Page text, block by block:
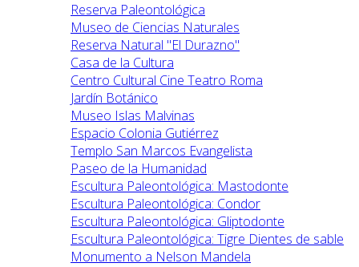
Reserva Paleontológica
Museo de Ciencias Naturales
Reserva Natural "El Durazno"
Casa de la Cultura
Centro Cultural Cine Teatro Roma
Jardín Botánico
Museo Islas Malvinas
Espacio Colonia Gutiérrez
Templo San Marcos Evangelista
Paseo de la Humanidad
Escultura Paleontológica: Mastodonte
Escultura Paleontológica: Condor
Escultura Paleontológica: Gliptodonte
Escultura Paleontológica: Tigre Dientes de sable
Monumento a Nelson Mandela